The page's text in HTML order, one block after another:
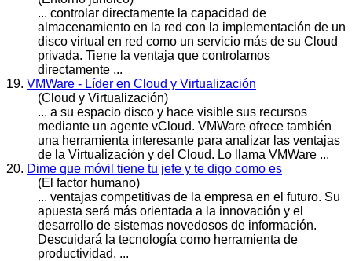
... controlar directamente la capacidad de
almacenamiento en la red con la implementación de un
disco virtual en red como un servicio más de su Cloud
privada. Tiene la ventaja que controlamos
directamente ...
19. VMWare - Líder en Cloud y Virtualización
(Cloud y Virtualización)
... a su espacio disco y hace visible sus recursos
mediante un agente vCloud. VMWare ofrece también
una herramienta interesante para analizar las ventajas
de la Virtualización y del Cloud. Lo llama VMWare ...
20. Dime que móvil tiene tu jefe y te digo como es
(El factor humano)
... ventajas competitivas de la empresa en el futuro. Su
apuesta será más orientada a la innovación y el
desarrollo de sistemas novedosos de información.
Descuidará la tecnología como herramienta de
productividad. ...